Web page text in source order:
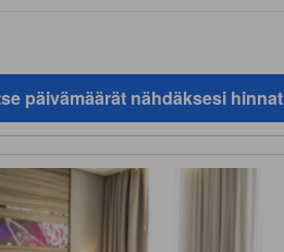
päivämäärät nähdäksesi hinnat